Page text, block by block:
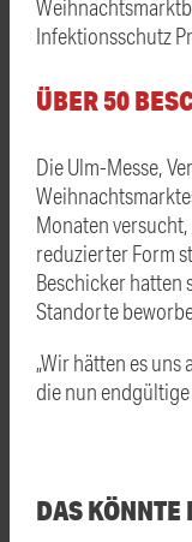
Infektionsschutz
ÜBER 50
Die Ulm-Messe,
Monaten
reduzierter Form
Beschicker hatten
Standorte
„Wir hätten es uns
die nun
DAS KÖNNTE